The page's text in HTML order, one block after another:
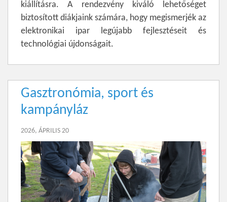
kiállításra. A rendezvény kiváló lehetőséget
biztosított diákjaink számára, hogy megismerjék az
elektronikai ipar legújabb fejlesztéseit és
technológiai újdonságait.
Gasztronómia, sport és
kampányláz
2026, ÁPRILIS 20